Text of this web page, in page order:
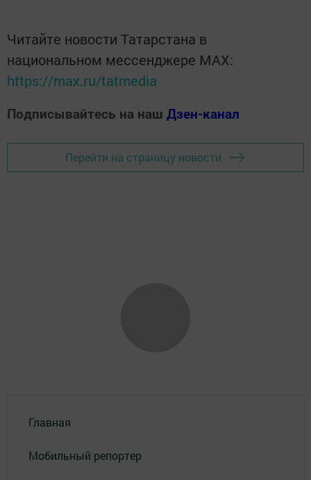
Читайте новости Татарстана в
национальном мессенджере MАХ:
https://max.ru/tatmedia
Подписывайтесь на наш Дзен-канал
Перейти на страницу новости
Главная
Мобильный репортер